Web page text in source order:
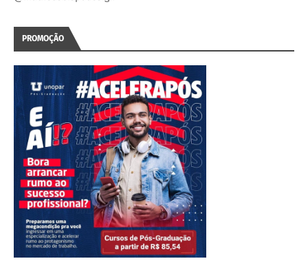
PROMOÇÃO